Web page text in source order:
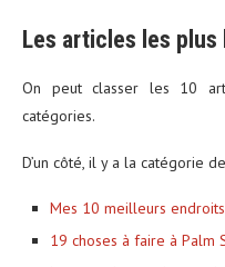
Les articles les plus
On peut classer les 10
catégories.
D’un côté, il y a la catégorie
Mes 10 meilleurs
19 choses à faire à Palm